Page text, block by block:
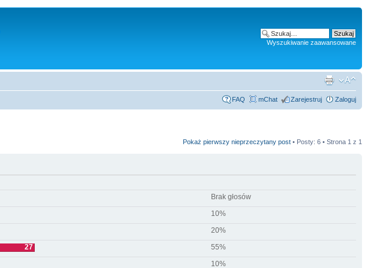
Wyszukiwanie zaawansowane
FAQ mChat Zarejestruj Zaloguj
Pokaż pierwszy nieprzeczytany post • Posty: 6 • Strona 1 z 1
Brak głosów
10%
20%
27
55%
10%